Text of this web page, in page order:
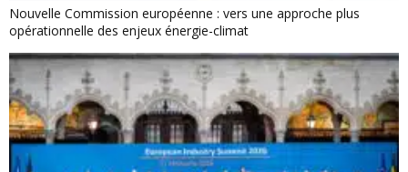
Nouvelle Commission européenne : vers une approche plus
opérationnelle des enjeux énergie-climat